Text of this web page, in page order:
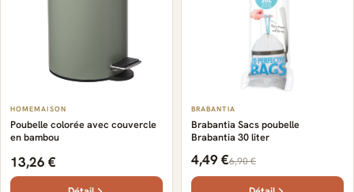
HOMEMAISON
Poubelle colorée avec couvercle
en bambou
13,26 €
BRABANTIA
Brabantia Sacs poubelle
Brabantia 30 liter
4,49 €6,90 €